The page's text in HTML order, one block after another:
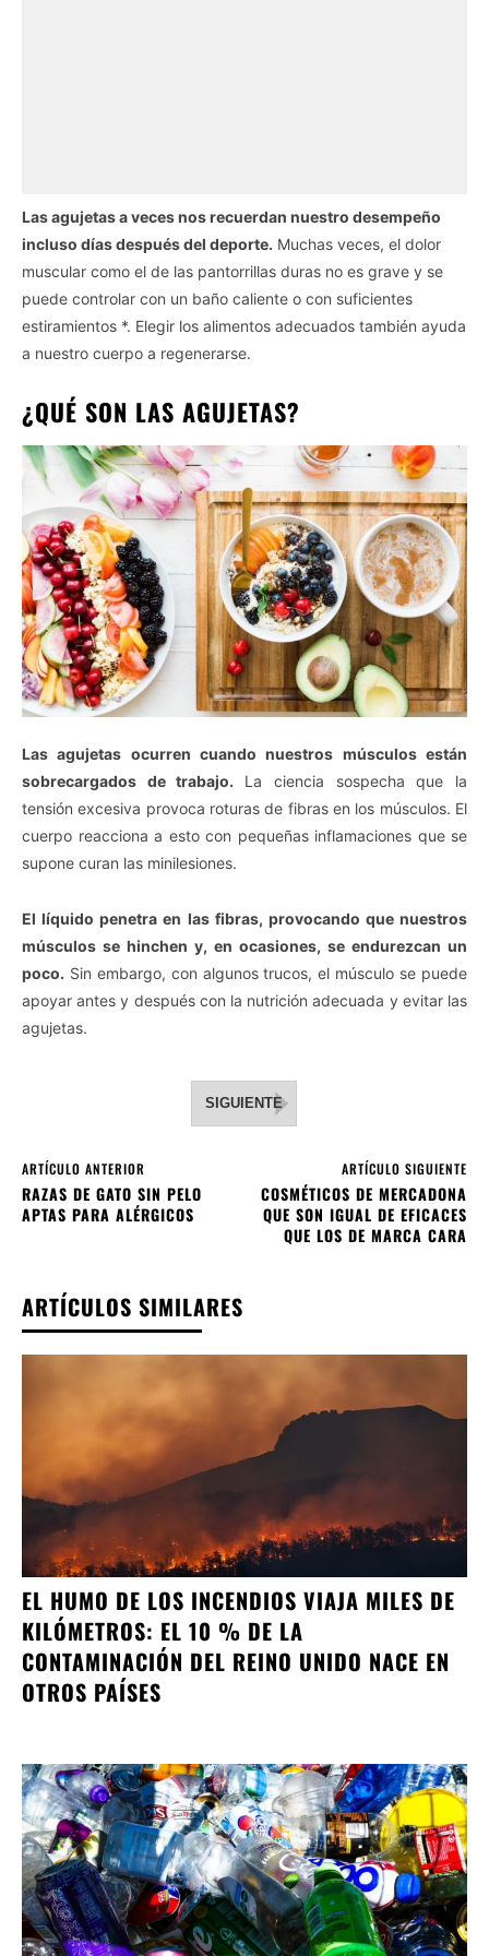
Las agujetas a veces nos recuerdan nuestro desempeño
incluso días después del deporte. Muchas veces, el dolor
muscular como el de las pantorrillas duras no es grave y se
puede controlar con un baño caliente o con suficientes
estiramientos *. Elegir los alimentos adecuados también ayuda
a nuestro cuerpo a regenerarse.
¿QUÉ SON LAS AGUJETAS?
Las agujetas ocurren cuando nuestros músculos están
sobrecargados de trabajo. La ciencia sospecha que la
tensión excesiva provoca roturas de fibras en los músculos. El
cuerpo reacciona a esto con pequeñas inflamaciones que se
supone curan las minilesiones.
El líquido penetra en las fibras, provocando que nuestros
músculos se hinchen y, en ocasiones, se endurezcan un
poco. Sin embargo, con algunos trucos, el músculo se puede
apoyar antes y después con la nutrición adecuada y evitar las
agujetas.
SIGUIENTE
ARTÍCULO ANTERIOR
RAZAS DE GATO SIN PELO
APTAS PARA ALÉRGICOS
ARTÍCULO SIGUIENTE
COSMÉTICOS DE MERCADONA
QUE SON IGUAL DE EFICACES
QUE LOS DE MARCA CARA
ARTÍCULOS SIMILARES
EL HUMO DE LOS INCENDIOS VIAJA MILES DE
KILÓMETROS: EL 10 % DE LA
CONTAMINACIÓN DEL REINO UNIDO NACE EN
OTROS PAÍSES